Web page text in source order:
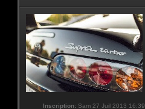
Inscription:Sam 27 Juil 2013 16:39